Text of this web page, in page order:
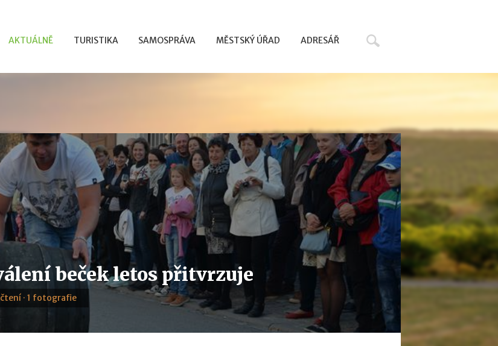
AKTUÁLNĚ TURISTIKA SAMOSPRÁVA MĚSTSKÝ ÚŘAD ADRESÁŘ
beček letos přitvrzuje
čtení · 1 fotografie